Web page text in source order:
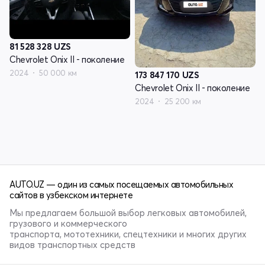
81 528 328 UZS
Chevrolet Onix II - поколение
2024 50 000 км 173 847 170 UZS
Chevrolet Onix II - поколение
2024 25 200 км
AUTO.UZ — один из самых посещаемых автомобильных
сайтов в узбекском интернете
Мы предлагаем большой выбор легковых автомобилей,
грузового и коммерческого
транспорта, мототехники, спецтехники и многих других
видов транспортных средств